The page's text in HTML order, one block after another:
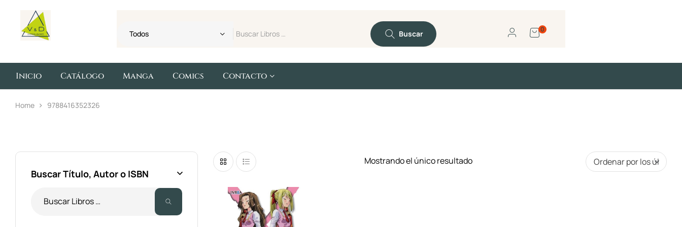
Buscar
Todos 0
Inicio Catálogo Manga Comics Contacto
Home 9788416352326
Mostrando el único resultado
Buscar Título, Autor o ISBN